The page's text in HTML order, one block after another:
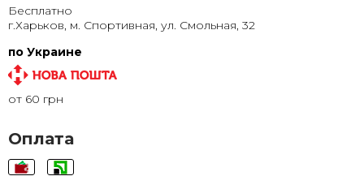
Бесплатно
г.Харьков, м. Спортивная, ул. Смольная, 32
по Украине
от 60 грн
Оплата